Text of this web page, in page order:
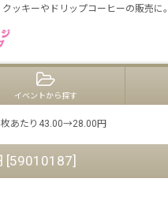
ッキーやドリップコーヒーの販売に。
イベントから探す
あたり43.00→28.00円
[59010187]